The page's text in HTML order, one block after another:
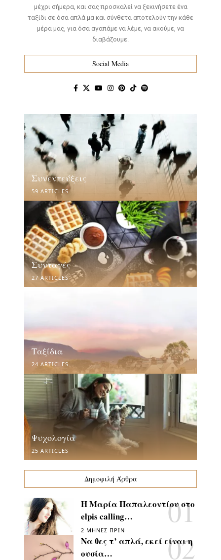
μέχρι σήμερα, και σας προσκαλεί να ξεκινήσετε ένα
ταξίδι σε όσα απλά μα και σύνθετα αποτελούν την κάθε
μέρα μας, για όσα αγαπάμε να λέμε, να ακούμε, να
διαβάζουμε.
Social Media
Συνεντεύξεις
59 ARTICLES
Συνταγές
27 ARTICLES
Ταξίδια
24 ARTICLES
Ψυχολογία
25 ARTICLES
Δημοφιλή Άρθρα
Η Μαρία Παπαλεοντίου στο
elpis calling…
2 ΜΉΝΕΣ ΠΡΙΝ
Να θες τ’ απλά, εκεί είναι η
ουσία…